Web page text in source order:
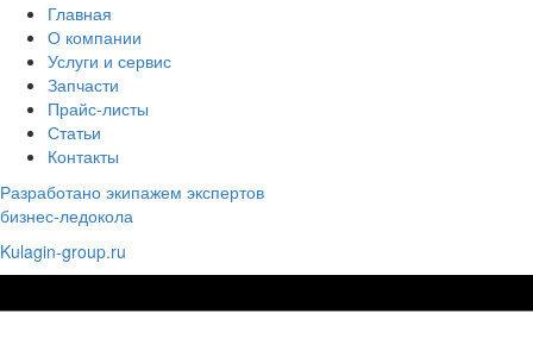
Главная
О компании
Услуги и сервис
Запчасти
Прайс-листы
Статьи
Контакты
Разработано экипажем экспертов
бизнес-ледокола
Kulagin-group.ru